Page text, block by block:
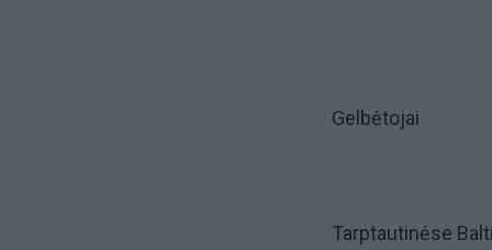
Gelbėtojai
Tarptautinėse